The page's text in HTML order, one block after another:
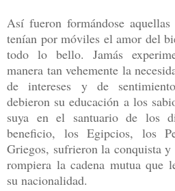
Así fueron formándose
tenían por móviles el amor del
todo lo bello. Jamás
manera tan vehemente la
de intereses y de
debieron su educación a los
suya en el santuario de los
beneficio, los Egipcios, los
Griegos, sufrieron la conquista
rompiera la cadena mutua que
su nacionalidad.